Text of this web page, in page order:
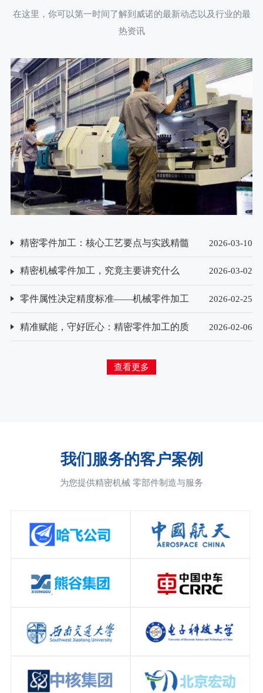
在这里，你可以第一时间了解到威诺的最新动态以及行业的最
热资讯
精密零件加工：核心工艺要点与实践精髓 2026-03-10
精密机械零件加工，究竟主要讲究什么 2026-03-02
零件属性决定精度标准——机械零件加工
2026-02-25
精准赋能，守好匠心：精密零件加工的质
2026-02-06
查看更多
我们服务的客户案例
为您提供精密机械 零部件制造与服务